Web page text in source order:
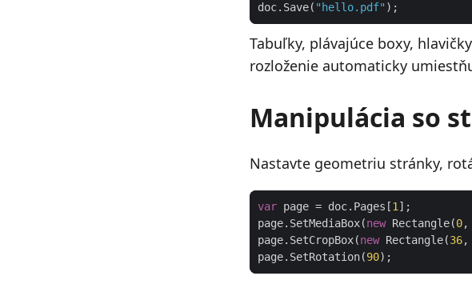
doc.Save( "hello.pdf"
Tabuľky, plávajúce boxy,
rozloženie automaticky
Manipulácia so
Nastavte geometriu stránky,
var page = doc.Pages[1
page.SetMediaBox(new Rectangle(0,
page.SetCropBox(new Rectangle(36,
page.SetRotation(90